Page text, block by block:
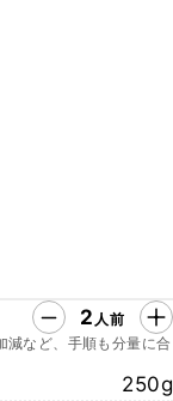
2 人前
減など、手順も分量に合
250g